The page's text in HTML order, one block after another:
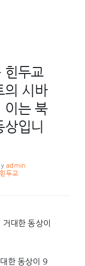
힌두교
의 시바
이는 북
입니
admin
힌두교
대한 동상이
한 동상이 9